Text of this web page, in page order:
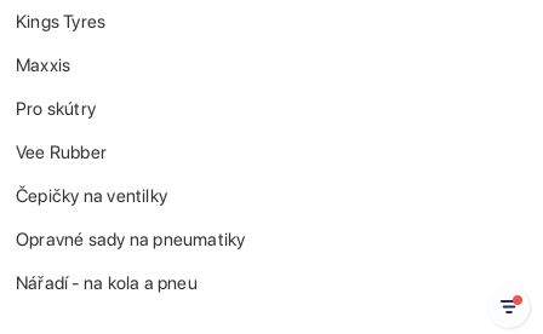
Kings Tyres
Maxxis
Pro skútry
Vee Rubber
Čepičky na ventilky
Opravné sady na pneumatiky
Nářadí - na kola a pneu